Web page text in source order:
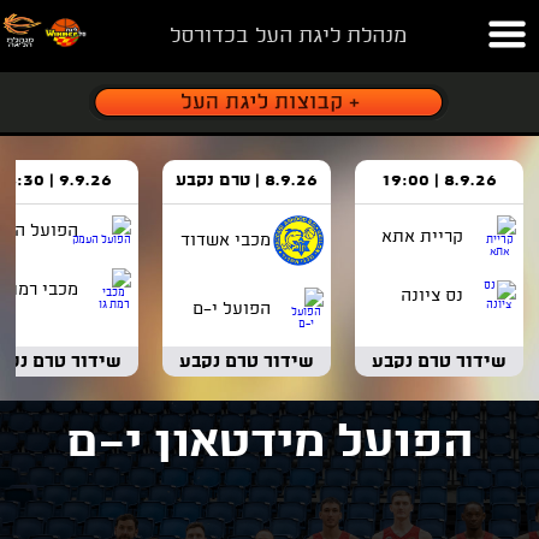
מנהלת ליגת העל בכדורסל
8.9.26 | 19:00
קריית אתא
נס ציונה
שידור טרם נקבע
8.9.26 | טרם נקבע
מכבי אשדוד
הפועל י-ם
שידור טרם נקבע
9.9.26 | 18:30
הפועל
מכבי רמת
שידור טרם
הפועל מידטאון י-ם